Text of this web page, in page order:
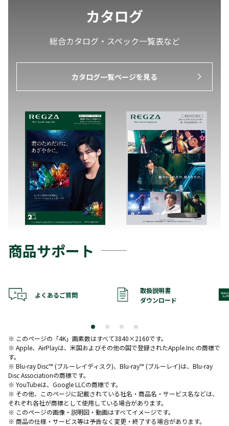
カタログ
総合カタログ・スペック一覧表など
カタログ一覧ページを見る
商品サポート
よくあるご質問
取扱説明書
ダウンロード
※ このページの「4K」画素数はすべて3840×2160です。
※ Apple、AirPlayは、米国およびその他の国で登録されたApple.Inc の商標で
す。
※ Blu-ray Disc™ (ブルーレイディスク)、Blu-ray™ (ブルーレイ)は、Blu-ray
Disc Associationの商標です。
※ YouTubeは、Google LLCの商標です。
※ その他、このページに記載されている社名・商品名・サービス名などは、
それぞれ各社が商標として使用している場合があります。
※ このページの画像・説明図・動画はすべてイメージです。
※ 商品の仕様・サービス等は予告なく変更・終了する場合があります。